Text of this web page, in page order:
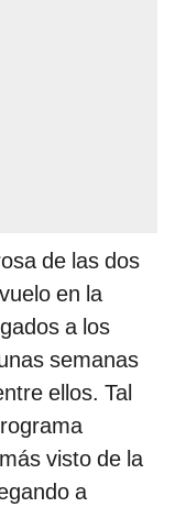
de las dos
en la
a los
semanas
ellos. Tal
visto de la
a